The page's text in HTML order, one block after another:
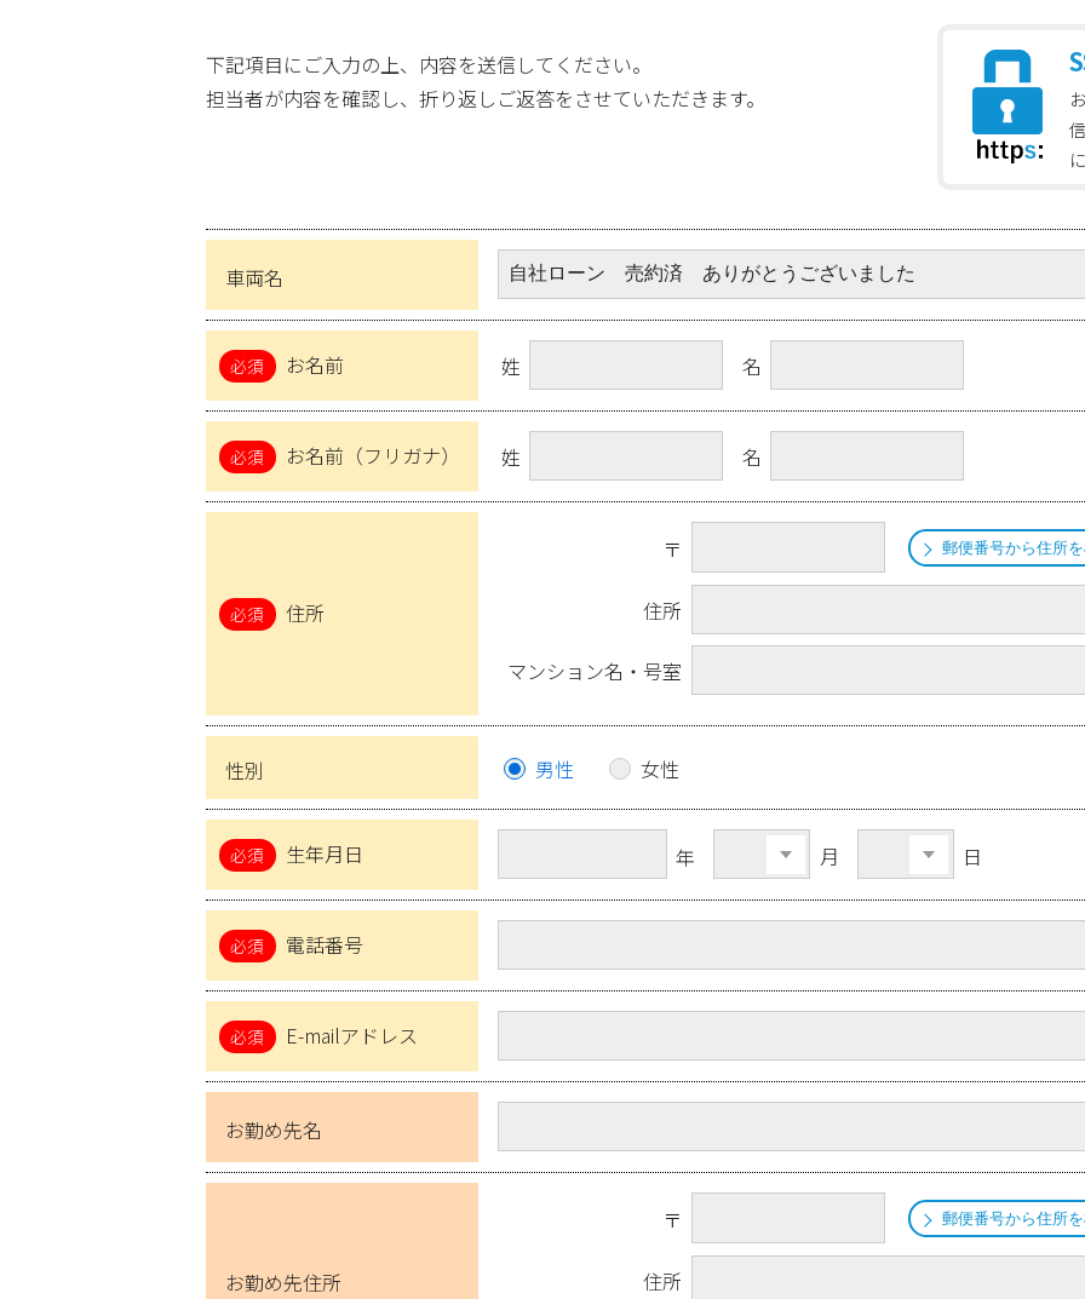
下記項目にご入力の上、内容を送信してください。
担当者が内容を確認し、折り返しご返答をさせていただきます。
車両名
お名前 姓 名
お名前（フリガナ） 姓 名
住所
〒 郵便番号から住所
住所
マンション名・号室
性別 男性 女性
生年月日 年 月 日
電話番号
E-mailアドレス
お勤め先名
お勤め先住所
〒 郵便番号から住所
住所